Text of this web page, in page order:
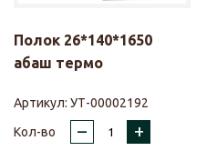
Полок 26*140*1650
абаш термо
Артикул: УТ-00002192
Кол-во
– +